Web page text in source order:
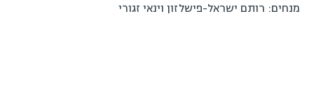
מנחים: רותם ישראל-פישלזון וינאי זגורי